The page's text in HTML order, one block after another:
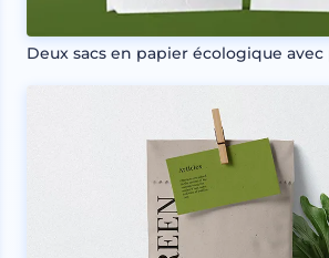
Deux sacs en papier écologique